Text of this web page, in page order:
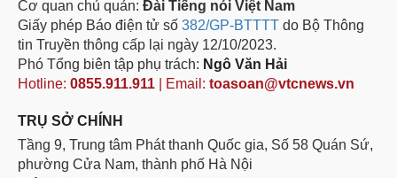
Cơ quan chủ quản: Đài Tiếng nói Việt Nam
Giấy phép Báo điện tử số 382/GP-BTTTT do Bộ Thông
tin Truyền thông cấp lại ngày 12/10/2023.
Phó Tổng biên tập phụ trách: Ngô Văn Hải
Hotline: 0855.911.911 | Email: toasoan@vtcnews.vn
TRỤ SỞ CHÍNH
Tầng 9, Trung tâm Phát thanh Quốc gia, Số 58 Quán Sứ,
phường Cửa Nam, thành phố Hà Nội